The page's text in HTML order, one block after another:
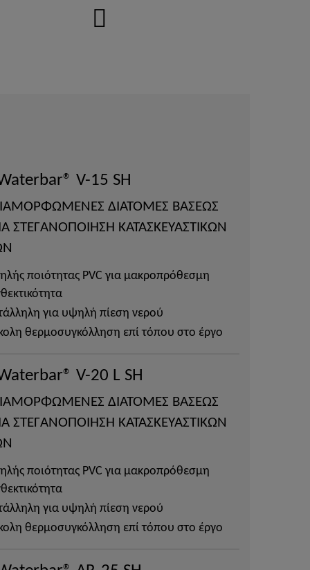
V-15 SH
ΔΙΑΤΟΜΕΣ ΒΑΣΕΩΣ
ΣΤΕΓΑΝΟΠΟΙΗΣΗ ΚΑΤΑΣΚΕΥΑΣΤΙΚΩΝ
ποιότητας PVC για μακροπρόθεσμη
για υψηλή πίεση νερού
θερμοσυγκόλληση επί τόπου στο έργο
V-20 L SH
ΔΙΑΤΟΜΕΣ ΒΑΣΕΩΣ
ΣΤΕΓΑΝΟΠΟΙΗΣΗ ΚΑΤΑΣΚΕΥΑΣΤΙΚΩΝ
ποιότητας PVC για μακροπρόθεσμη
για υψηλή πίεση νερού
θερμοσυγκόλληση επί τόπου στο έργο